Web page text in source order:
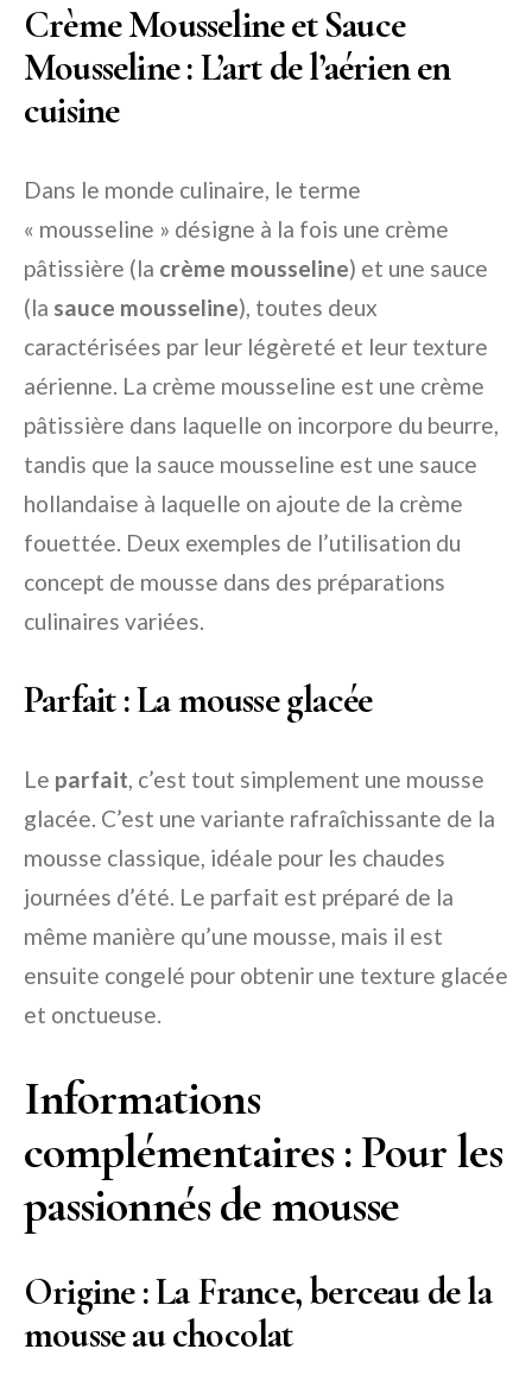
Crème Mousseline et Sauce
Mousseline : L’art de l’aérien en
cuisine
Dans le monde culinaire, le terme
« mousseline » désigne à la fois une crème
pâtissière (la crème mousseline) et une sauce
(la sauce mousseline), toutes deux
caractérisées par leur légèreté et leur texture
aérienne. La crème mousseline est une crème
pâtissière dans laquelle on incorpore du beurre,
tandis que la sauce mousseline est une sauce
hollandaise à laquelle on ajoute de la crème
fouettée. Deux exemples de l’utilisation du
concept de mousse dans des préparations
culinaires variées.
Parfait : La mousse glacée
Le parfait, c’est tout simplement une mousse
glacée. C’est une variante rafraîchissante de la
mousse classique, idéale pour les chaudes
journées d’été. Le parfait est préparé de la
même manière qu’une mousse, mais il est
ensuite congelé pour obtenir une texture glacée
et onctueuse.
Informations
complémentaires : Pour les
passionnés de mousse
Origine : La France, berceau de la
mousse au chocolat